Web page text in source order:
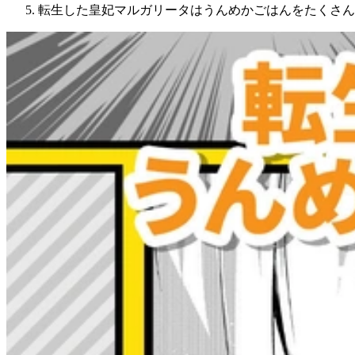
転生した皇妃マルガリータはうんめかごはんをたくさ